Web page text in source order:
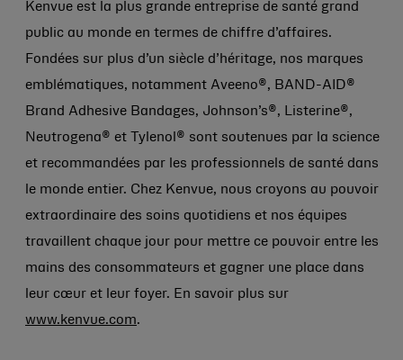
Kenvue est la plus grande entreprise de santé grand
public au monde en termes de chiffre d’affaires.
Fondées sur plus d’un siècle d’héritage, nos marques
emblématiques, notamment Aveeno®, BAND-AID®
Brand Adhesive Bandages, Johnson’s®, Listerine®,
Neutrogena® et Tylenol® sont soutenues par la science
et recommandées par les professionnels de santé dans
le monde entier. Chez Kenvue, nous croyons au pouvoir
extraordinaire des soins quotidiens et nos équipes
travaillent chaque jour pour mettre ce pouvoir entre les
mains des consommateurs et gagner une place dans
leur cœur et leur foyer. En savoir plus sur
www.kenvue.com.